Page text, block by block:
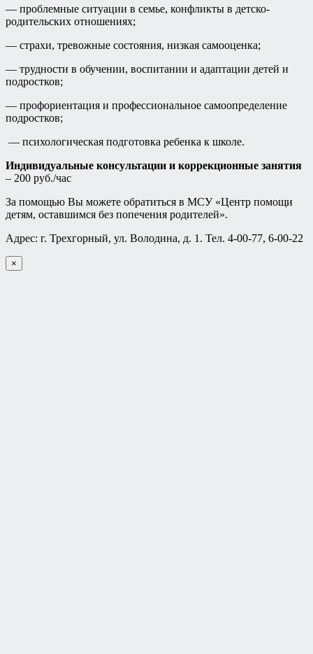
— проблемные ситуации в семье, конфликты в детско-
родительских отношениях;
— страхи, тревожные состояния, низкая самооценка;
— трудности в обучении, воспитании и адаптации детей и
подростков;
— профориентация и профессиональное самоопределение
подростков;
— психологическая подготовка ребенка к школе.
Индивидуальные консультации и коррекционные занятия
– 200 руб./час
За помощью Вы можете обратиться в МСУ «Центр помощи
детям, оставшимся без попечения родителей».
Адрес: г. Трехгорный, ул. Володина, д. 1. Тел. 4-00-77, 6-00-22
×